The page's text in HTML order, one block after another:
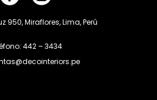
950, Miraflores, Lima, Perú
442 – 3434